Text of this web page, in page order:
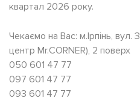
квартал 2026 року.
Чекаємо на Вас: м.Ірпінь, вул.
центр Mr.CORNER), 2 поверх
050 601 47 77
097 601 47 77
093 601 47 77